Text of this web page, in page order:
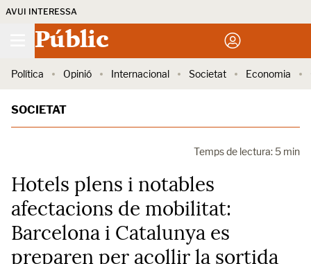
AVUI INTERESSA
Públic
Política Opinió Internacional Societat Economia
SOCIETAT
Temps de lectura: 5 min
Hotels plens i notables
afectacions de mobilitat:
Barcelona i Catalunya es
preparen per acollir la sortida